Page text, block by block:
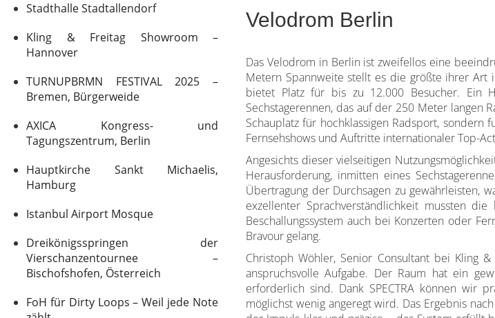
Stadthalle Stadtallendorf
Kling & Freitag Showroom –
Hannover
TURNUPBRMN FESTIVAL 2025 –
Bremen, Bürgerweide
AXICA Kongress- und
Tagungszentrum, Berlin
Hauptkirche Sankt Michaelis,
Hamburg
Istanbul Airport Mosque
Dreikönigsspringen der
Vierschanzentournee –
Bischofshofen, Österreich
FoH für Dirty Loops – Weil jede Note
Velodrom Berlin
Das Velodrom in Berlin ist zweifellos eine
Metern Spannweite stellt es die größte ihrer Art
bietet Platz für bis zu 12.000 Besucher. Ein
Sechstagerennen, das auf der 250 Meter langen
Schauplatz für hochklassigen Radsport, sondern
Fernsehshows und Auftritte internationaler Top-
Angesichts dieser vielseitigen
Herausforderung, inmitten eines
Übertragung der Durchsagen zu gewährleisten,
exzellenter Sprachverständlichkeit mussten
Beschallungssystem auch bei Konzerten oder
Bravour gelang.
Christoph Wöhler, Senior Consultant bei Kling
anspruchsvolle Aufgabe. Der Raum hat ein
erforderlich sind. Dank SPECTRA können wir
möglichst wenig angeregt wird. Das Ergebnis